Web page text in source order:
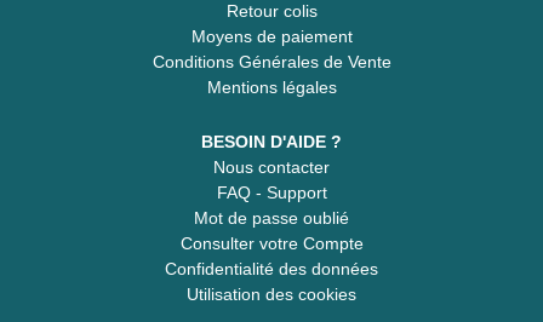
Retour colis
Moyens de paiement
Conditions Générales de Vente
Mentions légales
BESOIN D'AIDE ?
Nous contacter
FAQ - Support
Mot de passe oublié
Consulter votre Compte
Confidentialité des données
Utilisation des cookies